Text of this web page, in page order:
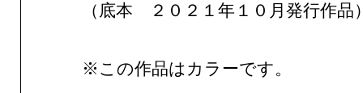
（底本 ２０２１年１０月発行作品
※この作品はカラーです。